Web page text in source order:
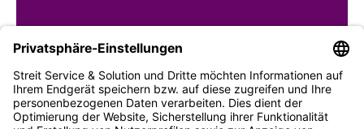
STREIT Newsletter
Neue Produkte, Blogbeiträge, Eventeinladungen und
vieles mehr